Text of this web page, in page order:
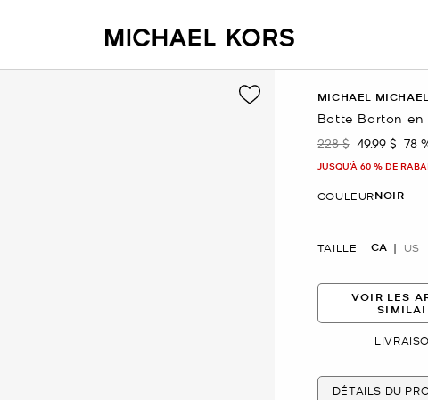
MICHAEL
Botte Barton
était
228 $ maintenant
49.99 $ 78
JUSQU’À 60 % DE
COULEURNOIR
TAILLE CA US
VOIR LES
DÉTAILS DU